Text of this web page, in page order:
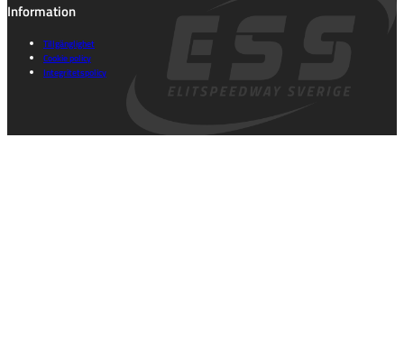
Information
Tillgänglighet
Cookie policy
Integritetspolicy